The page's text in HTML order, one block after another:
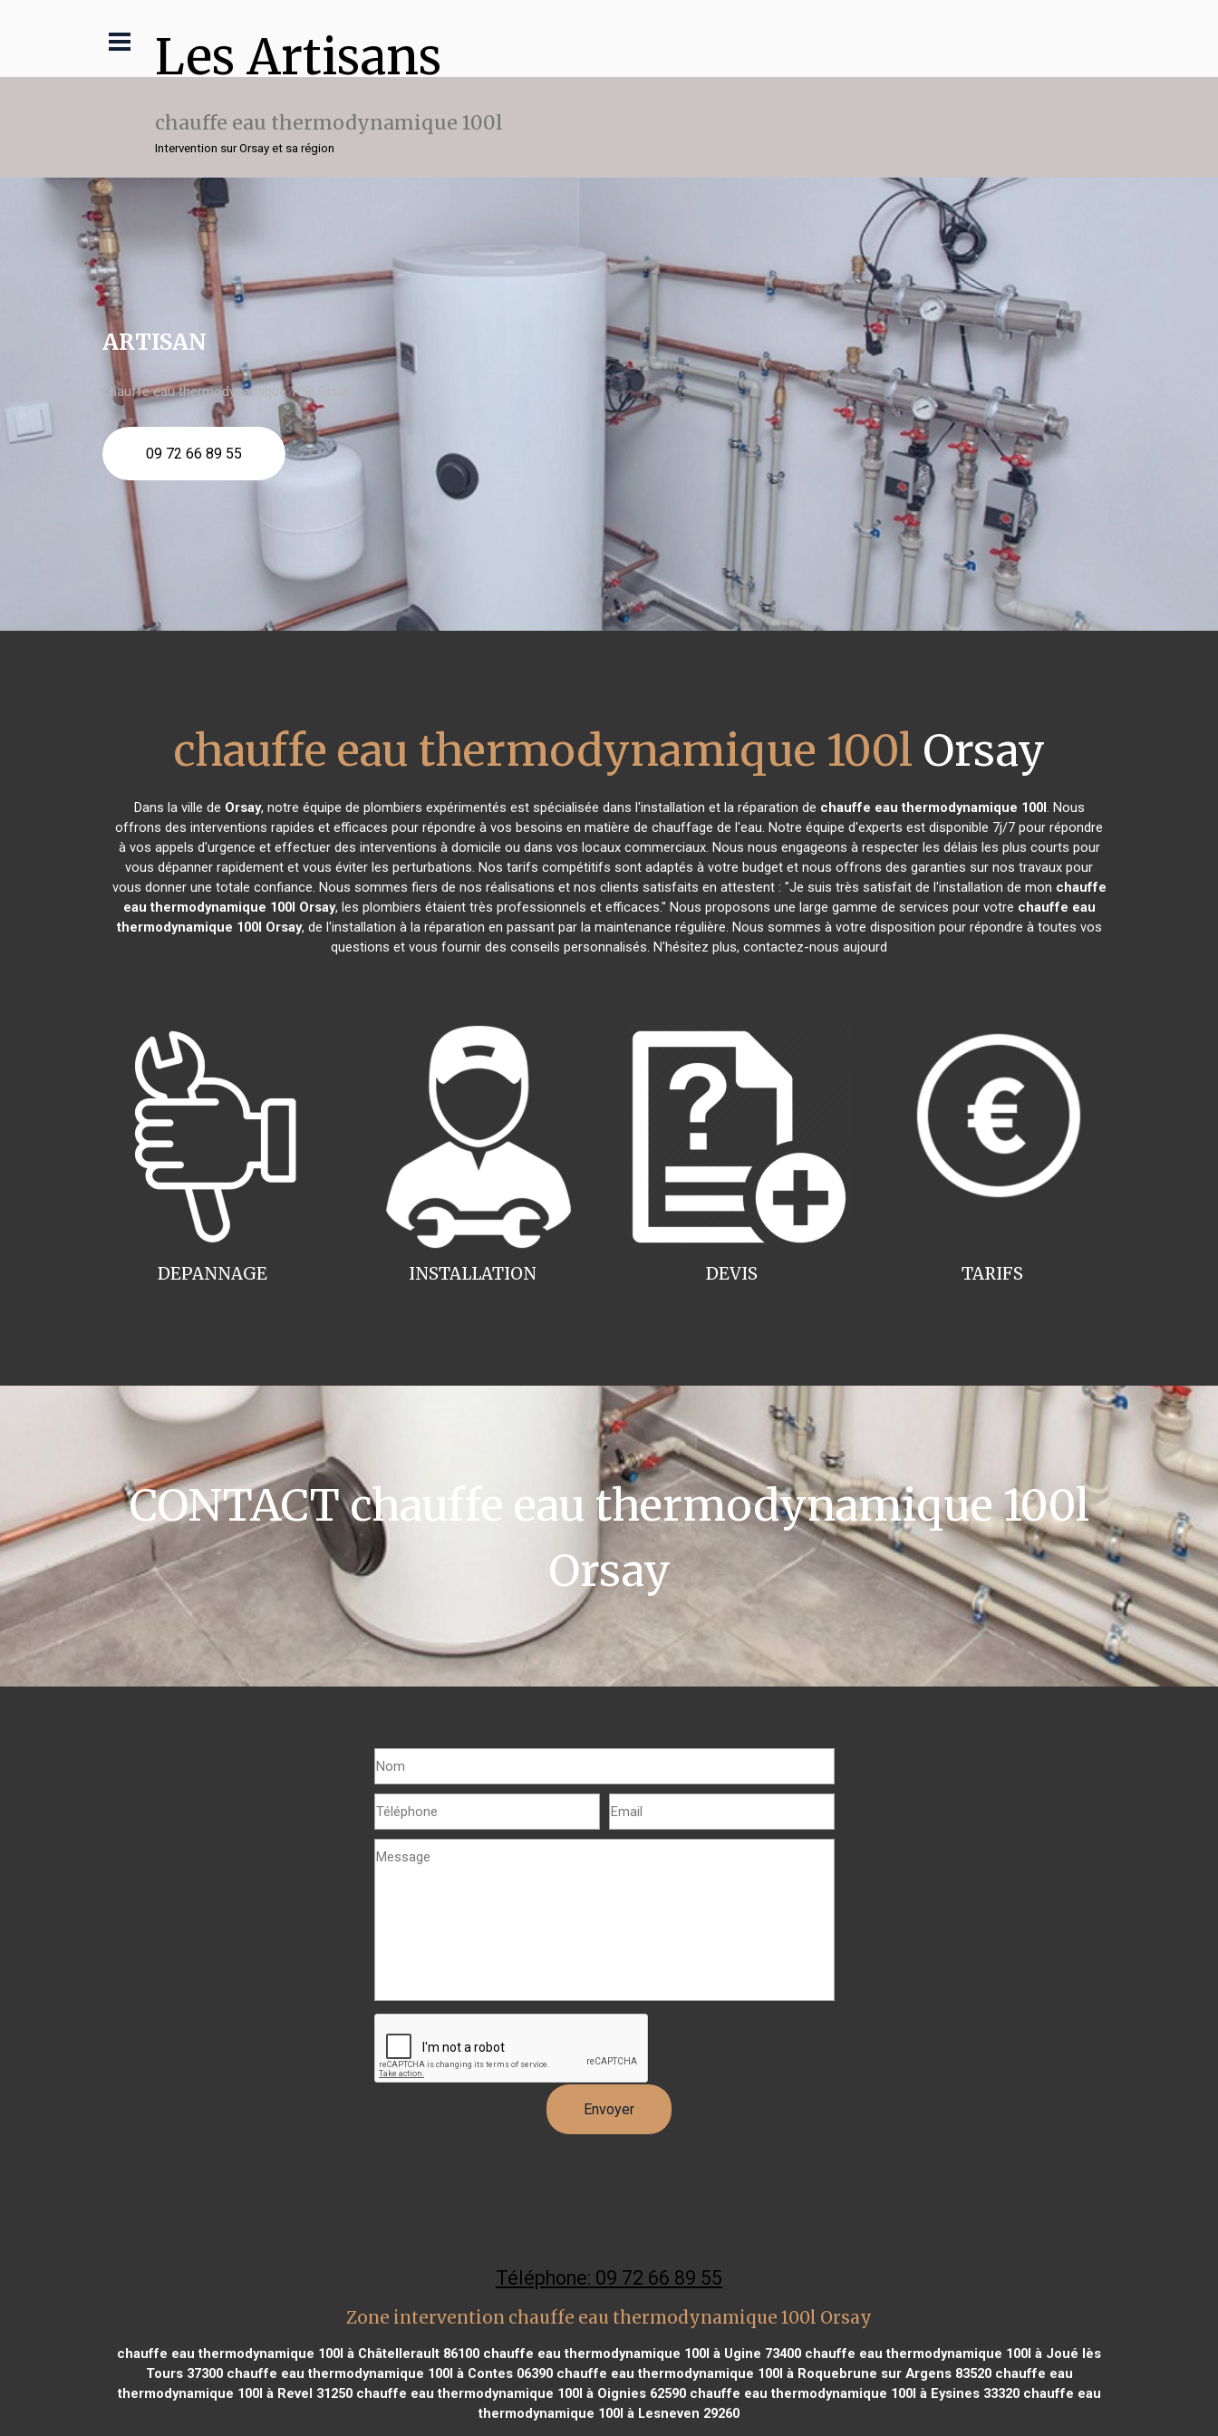
Les Artisans
chauffe eau thermodynamique 100l
Intervention sur Orsay et sa région
ARTISAN
chauffe eau thermodynamique 100l Orsay
09 72 66 89 55
chauffe eau thermodynamique 100l Orsay
Dans la ville de Orsay, notre équipe de plombiers expérimentés est spécialisée dans l'installation et la réparation de chauffe eau thermodynamique 100l. Nous
offrons des interventions rapides et efficaces pour répondre à vos besoins en matière de chauffage de l'eau. Notre équipe d'experts est disponible 7j/7 pour répondre
à vos appels d'urgence et effectuer des interventions à domicile ou dans vos locaux commerciaux. Nous nous engageons à respecter les délais les plus courts pour
vous dépanner rapidement et vous éviter les perturbations. Nos tarifs compétitifs sont adaptés à votre budget et nous offrons des garanties sur nos travaux pour
vous donner une totale confiance. Nous sommes fiers de nos réalisations et nos clients satisfaits en attestent : "Je suis très satisfait de l'installation de mon chauffe
eau thermodynamique 100l Orsay, les plombiers étaient très professionnels et efficaces." Nous proposons une large gamme de services pour votre chauffe eau
thermodynamique 100l Orsay, de l'installation à la réparation en passant par la maintenance régulière. Nous sommes à votre disposition pour répondre à toutes vos
questions et vous fournir des conseils personnalisés. N'hésitez plus, contactez-nous aujourd
INSTALLATION
DEPANNAGE TARIFS
DEVIS
CONTACT chauffe eau thermodynamique 100l
Orsay
Téléphone: 09 72 66 89 55
Zone intervention chauffe eau thermodynamique 100l Orsay
chauffe eau thermodynamique 100l à Châtellerault 86100 chauffe eau thermodynamique 100l à Ugine 73400 chauffe eau thermodynamique 100l à Joué lès
Tours 37300chauffe eau thermodynamique 100l à Contes 06390chauffe eau thermodynamique 100l à Roquebrune sur Argens 83520chauffe eau
thermodynamique 100l à Revel 31250chauffe eau thermodynamique 100l à Oignies 62590chauffe eau thermodynamique 100l à Eysines 33320chauffe eau
thermodynamique 100l à Lesneven 29260